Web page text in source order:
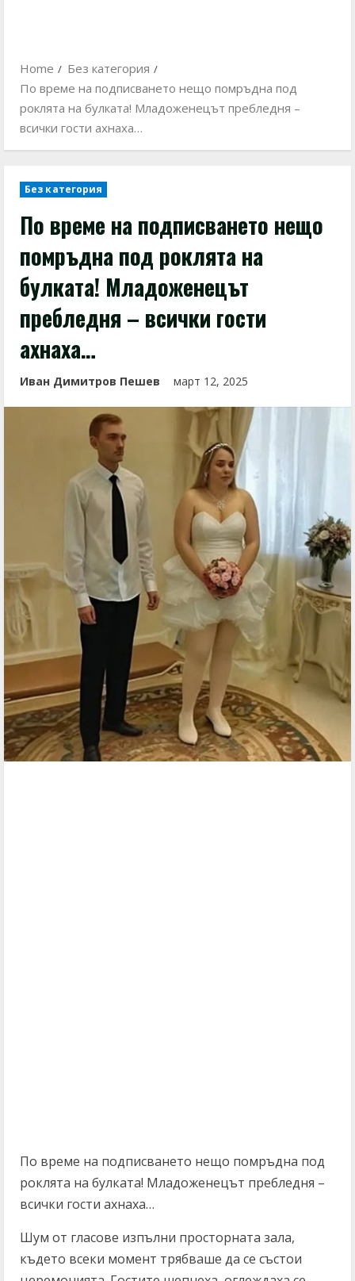
Home
Без категория
По време на подписването нещо помръдна под
роклята на булката! Младоженецът пребледня –
всички гости ахнаха…
Без категория
По време на подписването нещо
помръдна под роклята на
булката! Младоженецът
пребледня – всички гости
ахнаха…
Иван Димитров Пешев март 12, 2025
По време на подписването нещо помръдна под
роклята на булката! Младоженецът пребледня –
всички гости ахнаха…
Шум от гласове изпълни просторната зала,
където всеки момент трябваше да се състои